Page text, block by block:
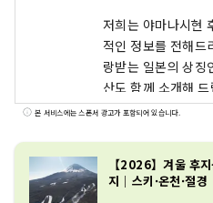
저희는 야마나시현
적인 정보를 전해드
랑받는 일본의 상징
산도 함께 소개해 드립니다. 야마나
쪽에 위치한 후지 5
습니다. 유네스코 세계문화유산 「후지산 – 신앙의
대상이자 예술적
본 서비스에는 스폰서 광고가 포함되어 있습니다.
【2026】겨울 후
지｜스키·온천·절경